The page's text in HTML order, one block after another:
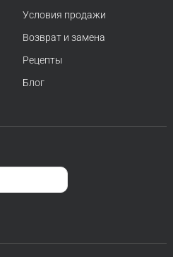
Условия продажи
Возврат и замена
Рецепты
Блог